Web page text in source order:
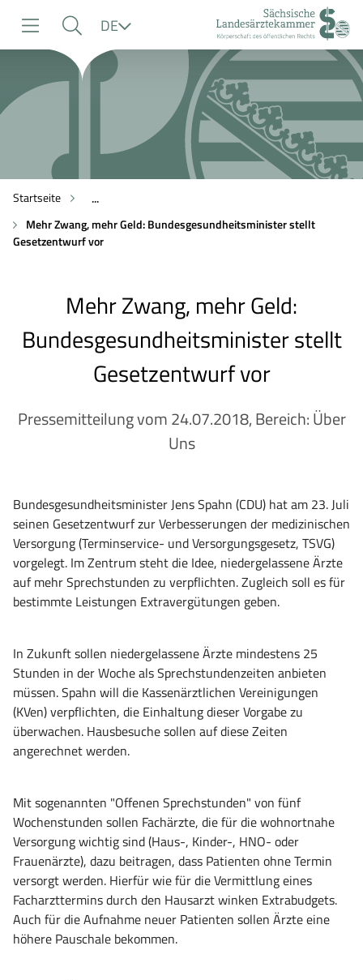
Navigation
Suche
Inhalt
DE
Startseite
...
Mehr Zwang, mehr Geld: Bundesgesundheitsminister stellt
Gesetzentwurf vor
Mehr Zwang, mehr Geld:
Bundesgesundheitsminister stellt
Gesetzentwurf vor
Pressemitteilung vom 24.07.2018, Bereich: Über
Uns
Bundesgesundheitsminister Jens Spahn (CDU) hat am 23. Juli
seinen Gesetzentwurf zur Verbesserungen der medizinischen
Versorgung (Terminservice- und Versorgungsgesetz, TSVG)
vorgelegt. Im Zentrum steht die Idee, niedergelassene Ärzte
auf mehr Sprechstunden zu verpflichten. Zugleich soll es für
bestimmte Leistungen Extravergütungen geben.
In Zukunft sollen niedergelassene Ärzte mindestens 25
Stunden in der Woche als Sprechstundenzeiten anbieten
müssen. Spahn will die Kassenärztlichen Vereinigungen
(KVen) verpflichten, die Einhaltung dieser Vorgabe zu
überwachen. Hausbesuche sollen auf diese Zeiten
angerechnet werden.
Mit sogenannten "Offenen Sprechstunden" von fünf
Wochenstunden sollen Fachärzte, die für die wohnortnahe
Versorgung wichtig sind (Haus-, Kinder-, HNO- oder
Frauenärzte), dazu beitragen, dass Patienten ohne Termin
versorgt werden. Hierfür wie für die Vermittlung eines
Facharzttermins durch den Hausarzt winken Extrabudgets.
Auch für die Aufnahme neuer Patienten sollen Ärzte eine
höhere Pauschale bekommen.